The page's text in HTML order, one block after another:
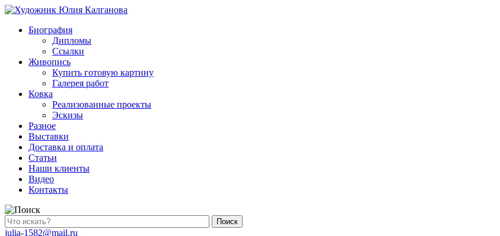
Биография
Дипломы
Ссылки
Живопись
Купить готовую картину
Галерея работ
Ковка
Реализованные проекты
Эскизы
Разное
Выставки
Доставка и оплата
Статьи
Наши клиенты
Видео
Контакты
Поиск
julia-1582@mail.ru